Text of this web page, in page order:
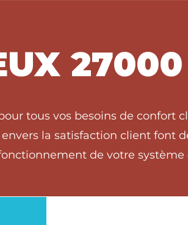
27000
tous vos besoins de confort
la satisfaction client font
de votre